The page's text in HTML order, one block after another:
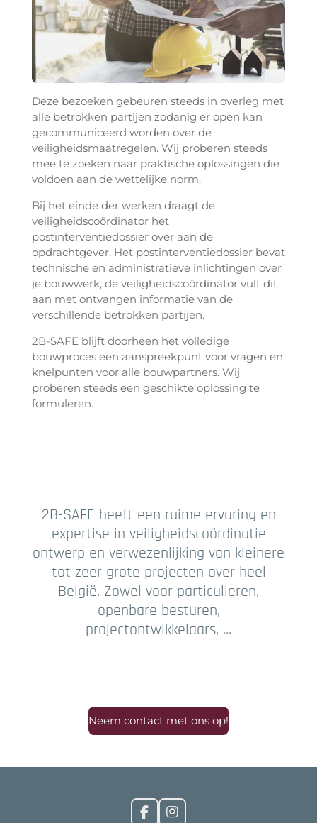
Deze bezoeken gebeuren steeds in overleg met
alle betrokken partijen zodanig er open kan
gecommuniceerd worden over de
veiligheidsmaatregelen. Wij proberen steeds
mee te zoeken naar praktische oplossingen die
voldoen aan de wettelijke norm.
Bij het einde der werken draagt de
veiligheidscoördinator het
postinterventiedossier over aan de
opdrachtgever. Het postinterventiedossier bevat
technische en administratieve inlichtingen over
je bouwwerk, de veiligheidscoördinator vult dit
aan met ontvangen informatie van de
verschillende betrokken partijen.
2B-SAFE blijft doorheen het volledige
bouwproces een aanspreekpunt voor vragen en
knelpunten voor alle bouwpartners. Wij
proberen steeds een geschikte oplossing te
formuleren.
2B-SAFE heeft een ruime ervaring en
expertise in veiligheidscoördinatie
ontwerp en verwezenlijking van kleinere
tot zeer grote projecten over heel
België. Zowel voor particulieren,
openbare besturen,
projectontwikkelaars, ...
Neem contact met ons op!
F I